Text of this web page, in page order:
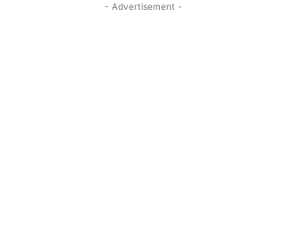
- Advertisement -